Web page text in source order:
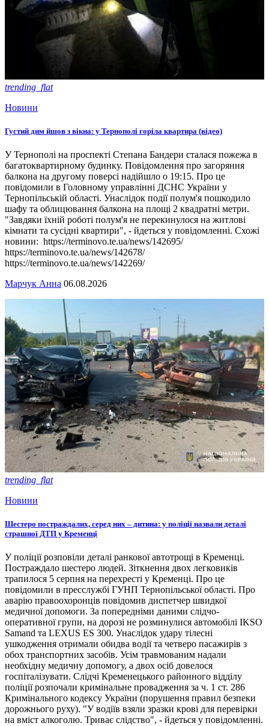
trending_flat
Новини
Густий дим йшов з вікна: у Тернополі горіла квартира (відео)
У Тернополі на проспекті Степана Бандери сталася пожежа в
багатоквартирному будинку. Повідомлення про загоряння
балкона на другому поверсі надійшло о 19:15. Про це
повідомили в Головному управлінні ДСНС України у
Тернопільській області. Унаслідок події полум'я пошкодило
шафу та облицювання балкона на площі 2 квадратні метри.
"Завдяки їхній роботі полум'я не перекинулося на житлові
кімнати та сусідні квартири", - йдеться у повідомленні. Схожі
новини: https://terminovo.te.ua/news/142695/
https://terminovo.te.ua/news/142678/
https://terminovo.te.ua/news/142269/
Марчук Анна 06.08.2026
trending_flat
Новини
Шестеро постраждалих, серед них – дитина: у поліції назвали деталі
страшної ДТП у Кременці
У поліції розповіли деталі ранкової автотрощі в Кременці.
Постраждало шестеро людей. Зіткнення двох легковиків
трапилося 5 серпня на перехресті у Кременці. Про це
повідомили в пресслужбі ГУНП Тернопільської області. Про
аварію правоохоронців повідомив диспетчер швидкої
медичної допомоги. За попередніми даними слідчо-
оперативної групи, на дорозі не розминулися автомобілі IKSO
Samand та LEXUS ES 300. Унаслідок удару тілесні
ушкодження отримали обидва водії та четверо пасажирів з
обох транспортних засобів. Усім травмованим надали
необхідну медичну допомогу, а двох осіб довелося
госпіталізувати. Слідчі Кременецького районного відділу
поліції розпочали кримінальне провадження за ч. 1 ст. 286
Кримінального кодексу України (порушення правил безпеки
дорожнього руху). "У водіїв взяли зразки крові для перевірки
на вміст алкоголю. Триває слідство", - йдеться у повідомленні.